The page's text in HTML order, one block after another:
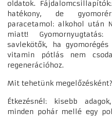
oldatok.
hatékony, de
paracetamol: alkohol után
miatt! Gyomornyugtatás:
savlekötők, ha
vitamin pótlás nem
regenerációhoz.
Mit tehetünk megelőzésként?
Étkezésnél: kisebb
minden pohár mellé egy